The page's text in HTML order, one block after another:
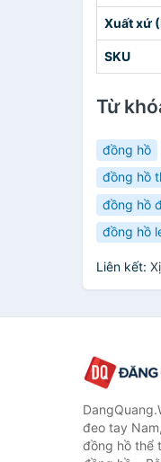
Xuất xứ
SKU
Từ
đồng hồ
đồng hồ
đồng hồ
đồng hồ
Liên kết:
đeo tay
đồng hồ thể